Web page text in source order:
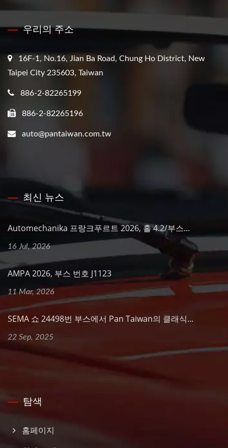
우리의 주소
16F-1, No.16, Jian Ba Road, Chung Ho District, New
Taipei City 235603, Taiwan
886-2-82265199
886-2-82265196
auto@pantaiwan.com.tw
최신 뉴스
Automechanika 프랑크푸르트 2026, 홀 4.2/부스...
16 Jul, 2026
AMPA 2026, 부스 번호 J1123
11 Mar, 2026
SEMA 쇼 24498번 부스에서 Pan Taiwan의 클래식...
22 Sep, 2025
탐색
홈페이지